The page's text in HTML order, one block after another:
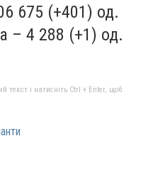
675 (+401) од.
– 4 288 (+1) од.
текст і натисніть Ctrl + Enter, щоб